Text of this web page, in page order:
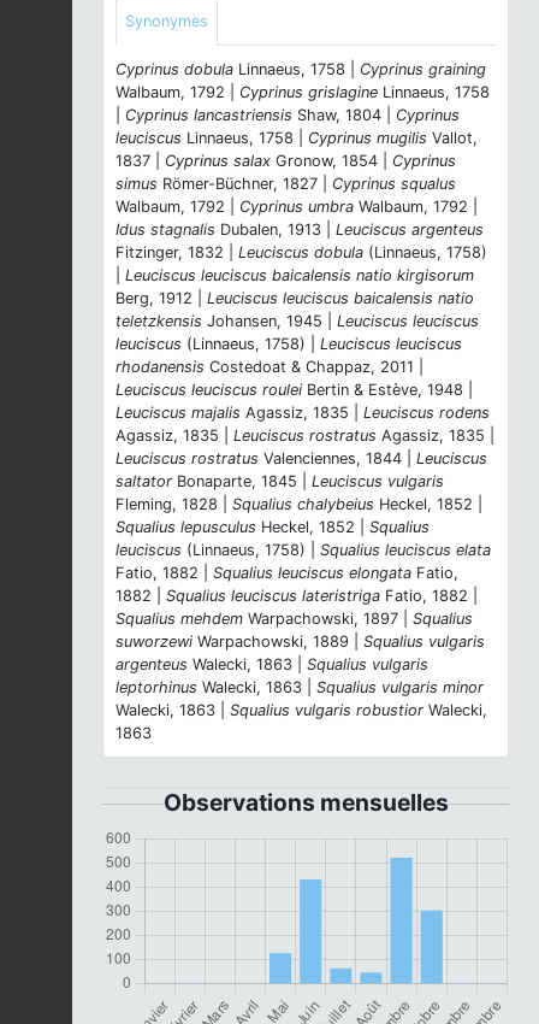
Synonymes
Cyprinus dobula Linnaeus, 1758 | Cyprinus graining
Walbaum, 1792 | Cyprinus grislagine Linnaeus, 1758
Cyprinus lancastriensis Shaw, 1804 | Cyprinus
leuciscus Linnaeus, 1758 | Cyprinus mugilis Vallot,
1837 | Cyprinus salax Gronow, 1854 | Cyprinus
simus Römer-Büchner, 1827 | Cyprinus squalus
Walbaum, 1792 | Cyprinus umbra Walbaum, 1792 |
Idus stagnalis Dubalen, 1913 | Leuciscus argenteus
Fitzinger, 1832 | Leuciscus dobula (Linnaeus, 1758)
Leuciscus leuciscus baicalensis natio kirgisorum
Berg, 1912 | Leuciscus leuciscus baicalensis natio
teletzkensis Johansen, 1945 | Leuciscus leuciscus
leuciscus (Linnaeus, 1758) | Leuciscus leuciscus
rhodanensis Costedoat & Chappaz, 2011 |
Leuciscus leuciscus roulei Bertin & Estève, 1948 |
Leuciscus majalis Agassiz, 1835 | Leuciscus rodens
Agassiz, 1835 | Leuciscus rostratus Agassiz, 1835 |
Leuciscus rostratus Valenciennes, 1844 | Leuciscus
saltator Bonaparte, 1845 | Leuciscus vulgaris
Fleming, 1828 | Squalius chalybeius Heckel, 1852 |
Squalius lepusculus Heckel, 1852 | Squalius
leuciscus (Linnaeus, 1758) | Squalius leuciscus elata
Fatio, 1882 | Squalius leuciscus elongata Fatio,
1882 | Squalius leuciscus lateristriga Fatio, 1882 |
Squalius mehdem Warpachowski, 1897 | Squalius
suworzewi Warpachowski, 1889 | Squalius vulgaris
argenteus Walecki, 1863 | Squalius vulgaris
leptorhinus Walecki, 1863 | Squalius vulgaris minor
Walecki, 1863 | Squalius vulgaris robustior Walecki,
1863
Observations mensuelles